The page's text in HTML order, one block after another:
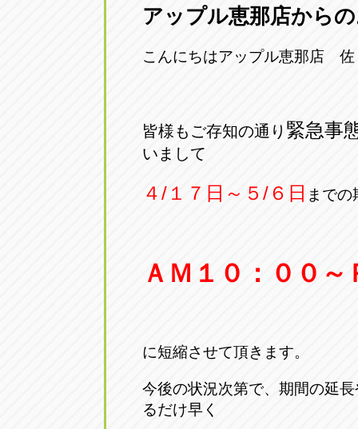
アップル恵那店から
こんにちはアップル恵那店 佐
皆様もご存知の通り 緊急事
いまして
４/１７日～５/６日 まで
ＡＭ１０：００
に短縮させて頂きます。
今後の状況次第で、期間の延
るだけ早く